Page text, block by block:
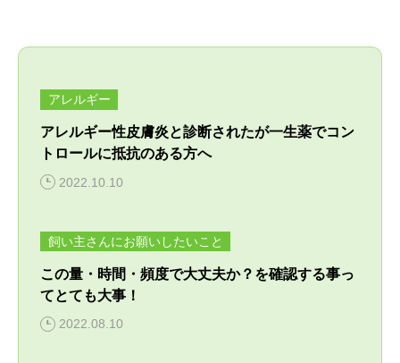
獣医師紹介
診療案内・申し込み
ケース別対応窓口
病院概要
フォトチェック
バイオレゾナンストリートメントとは
個別プログラム
季節パック
須崎院長が運営する各種サイト
須崎サプリ
ペットアカデミー
獣医師から学ぶペットのための通信講座
アレルギー
アレルギー性皮膚炎と診断されたが一生薬でコン
トロールに抵抗のある方へ
2022.10.10
飼い主さんにお願いしたいこと
この量・時間・頻度で大丈夫か？を確認する事っ
てとても大事！
2022.08.10